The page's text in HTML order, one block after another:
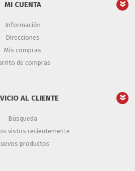
MI CUENTA
Información
Direcciones
Mis compras
de compras
AL CLIENTE
Búsqueda
vistos recientemente
productos